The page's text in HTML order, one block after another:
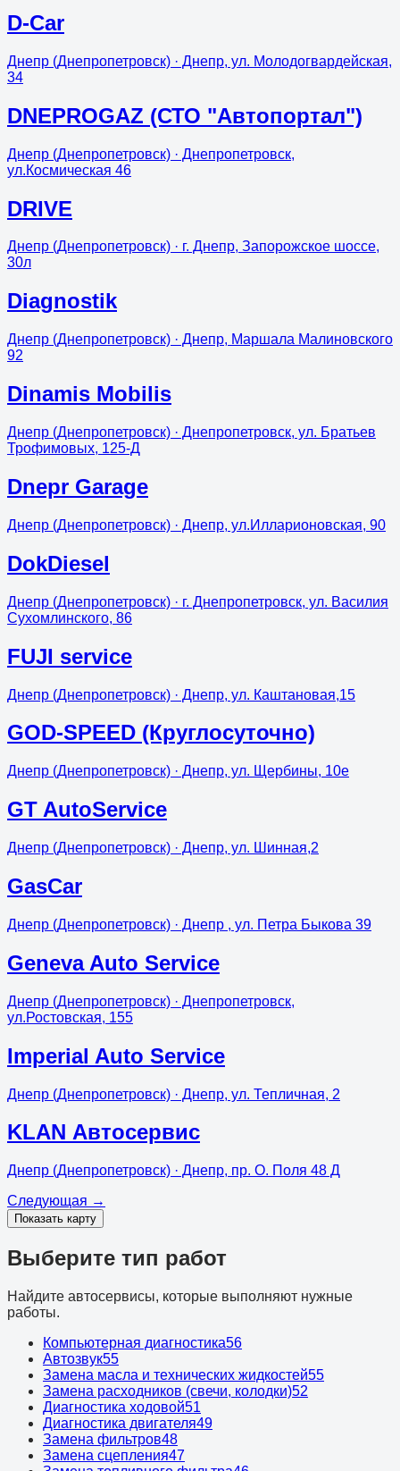
D-Car
Днепр (Днепропетровск) · Днепр, ул. Молодогвардейская,
34
DNEPROGAZ (СТО "Автопортал")
Днепр (Днепропетровск) · Днепропетровск,
ул.Космическая 46
DRIVE
Днепр (Днепропетровск) · г. Днепр, Запорожское шоссе,
30л
Diagnostik
Днепр (Днепропетровск) · Днепр, Маршала Малиновского
92
Dinamis Mobilis
Днепр (Днепропетровск) · Днепропетровск, ул. Братьев
Трофимовых, 125-Д
Dnepr Garage
Днепр (Днепропетровск) · Днепр, ул.Илларионовская, 90
DokDiesel
Днепр (Днепропетровск) · г. Днепропетровск, ул. Василия
Сухомлинского, 86
FUJI service
Днепр (Днепропетровск) · Днепр, ул. Каштановая,15
GOD-SPEED (Круглосуточно)
Днепр (Днепропетровск) · Днепр, ул. Щербины, 10е
GT AutoService
Днепр (Днепропетровск) · Днепр, ул. Шинная,2
GasCar
Днепр (Днепропетровск) · Днепр , ул. Петра Быкова 39
Geneva Auto Service
Днепр (Днепропетровск) · Днепропетровск,
ул.Ростовская, 155
Imperial Auto Service
Днепр (Днепропетровск) · Днепр, ул. Тепличная, 2
KLAN Автосервис
Днепр (Днепропетровск) · Днепр, пр. О. Поля 48 Д
Следующая →
Показать карту
Выберите тип работ
Найдите автосервисы, которые выполняют нужные
работы.
Компьютерная диагностика56
Автозвук55
Замена масла и технических жидкостей55
Замена расходников (свечи, колодки)52
Диагностика ходовой51
Диагностика двигателя49
Замена фильтров48
Замена сцепления47